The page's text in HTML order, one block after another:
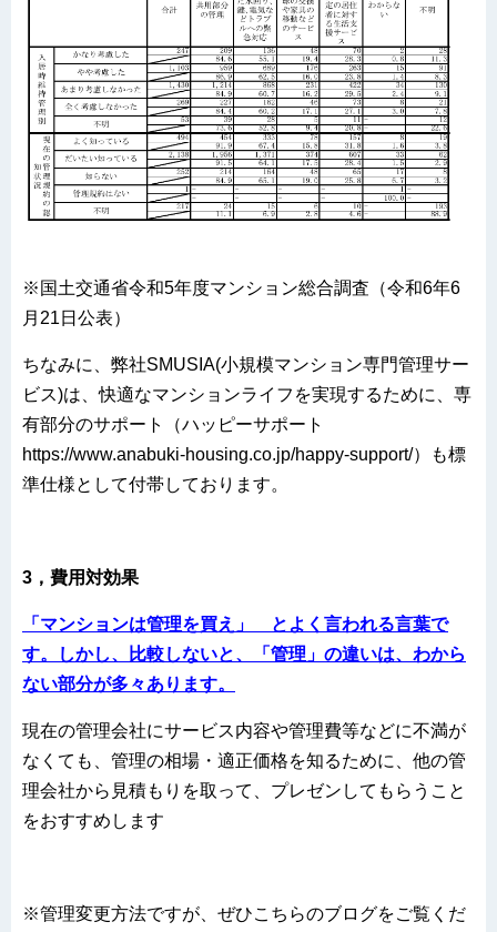
※国土交通省令和5年度マンション総合調査（令和6年6
月21日公表）
ちなみに、弊社SMUSIA(小規模マンション専門管理サー
ビス)は、快適なマンションライフを実現するために、専
有部分のサポート（ハッピーサポート
https://www.anabuki-housing.co.jp/happy-support/）も標
準仕様として付帯しております。
3，費用対効果
「マンションは管理を買え」 とよく言われる言葉で
す。しかし、比較しないと、「管理」の違いは、わから
ない部分が多々あります。
現在の管理会社にサービス内容や管理費等などに不満が
なくても、管理の相場・適正価格を知るために、他の管
理会社から見積もりを取って、プレゼンしてもらうこと
をおすすめします
※管理変更方法ですが、ぜひこちらのブログをご覧くだ